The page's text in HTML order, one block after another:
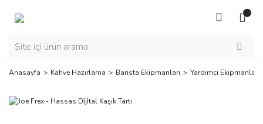
Anasayfa Kahve Hazırlama Barista Ekipmanları Yardımcı Ekipmanlar